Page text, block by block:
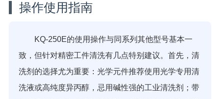
操作使用指南
KQ-250E的使用操作与同系列其他型号基本一
致，但针对精密工件清洗有几点特别建议。首先，清
洗剂的选择尤为重要：光学元件推荐使用光学专用清
洗液或高纯度异丙醇，忌用碱性强的工业清洗剂；带